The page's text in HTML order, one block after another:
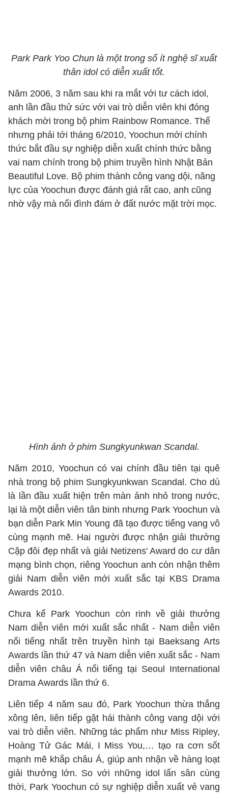
Park Park Yoo Chun là một trong số ít nghệ sĩ xuất
thân idol có diễn xuất tốt.
Năm 2006, 3 năm sau khi ra mắt với tư cách idol,
anh lần đầu thử sức với vai trò diễn viên khi đóng
khách mời trong bộ phim Rainbow Romance. Thế
nhưng phải tới tháng 6/2010, Yoochun mới chính
thức bắt đầu sự nghiệp diễn xuất chính thức bằng
vai nam chính trong bộ phim truyền hình Nhật Bản
Beautiful Love. Bộ phim thành công vang dội, năng
lực của Yoochun được đánh giá rất cao, anh cũng
nhờ vậy mà nổi đình đám ở đất nước mặt trời mọc.
Hình ảnh ở phim Sungkyunkwan Scandal.
Năm 2010, Yoochun có vai chính đầu tiên tại quê
nhà trong bộ phim Sungkyunkwan Scandal. Cho dù
là lần đầu xuất hiện trên màn ảnh nhỏ trong nước,
lại là một diễn viên tân binh nhưng Park Yoochun và
bạn diễn Park Min Young đã tạo được tiếng vang vô
cùng mạnh mẽ. Hai người được nhận giải thưởng
Cặp đôi đẹp nhất và giải Netizens' Award do cư dân
mạng bình chọn, riêng Yoochun anh còn nhận thêm
giải Nam diễn viên mới xuất sắc tại KBS Drama
Awards 2010.
Chưa kể Park Yoochun còn rinh về giải thưởng
Nam diễn viên mới xuất sắc nhất - Nam diễn viên
nổi tiếng nhất trên truyền hình tại Baeksang Arts
Awards lần thứ 47 và Nam diễn viên xuất sắc - Nam
diễn viên châu Á nổi tiếng tại Seoul International
Drama Awards lần thứ 6.
Liên tiếp 4 năm sau đó, Park Yoochun thừa thắng
xông lên, liên tiếp gặt hái thành công vang dội với
vai trò diễn viên. Những tác phẩm như Miss Ripley,
Hoàng Tử Gác Mái, I Miss You,… tạo ra cơn sốt
mạnh mẽ khắp châu Á, giúp anh nhận về hàng loạt
giải thưởng lớn. So với những idol lấn sân cùng
thời, Park Yoochun có sự nghiệp diễn xuất vẻ vang